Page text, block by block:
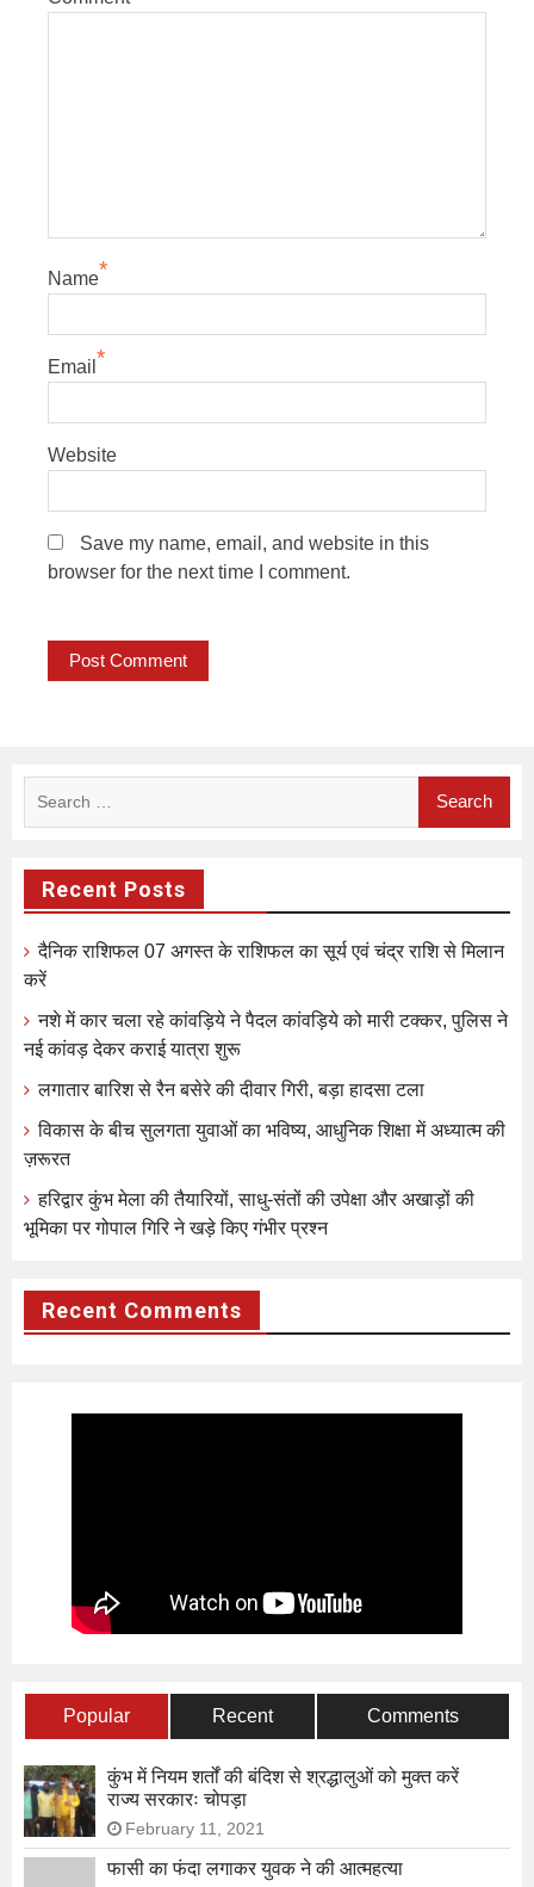
Name*
Email *
Website
Save my name, email, and website in this
browser for the next time I comment.
Recent Posts
दैनिक राशिफल 07 अगस्त के राशिफल का सूर्य एवं चंद्र राशि से मिलान
करें
नशे में कार चला रहे कांवड़िये ने पैदल कांवड़िये को मारी टक्कर, पुलिस ने
नई कांवड़ देकर कराई यात्रा शुरू
लगातार बारिश से रैन बसेरे की दीवार गिरी, बड़ा हादसा टला
विकास के बीच सुलगता युवाओं का भविष्य, आधुनिक शिक्षा में अध्यात्म की
ज़रूरत
हरिद्वार कुंभ मेला की तैयारियों, साधु-संतों की उपेक्षा और अखाड़ों की
भूमिका पर गोपाल गिरि ने खड़े किए गंभीर प्रश्न
Recent Comments
Popular Recent Comments
कुंभ में नियम शर्तों की बंदिश से श्रद्धालुओं को मुक्त करें
राज्य सरकारः चोपड़ा
February 11, 2021
फासी का फंदा लगाकर युवक ने की आत्महत्या